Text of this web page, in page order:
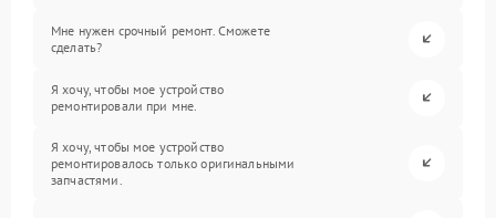
Мне нужен срочный ремонт. Сможете
сделать?
Я хочу, чтобы мое устройство
ремонтировали при мне.
Я хочу, чтобы мое устройство
ремонтировалось только оригинальными
запчастями.